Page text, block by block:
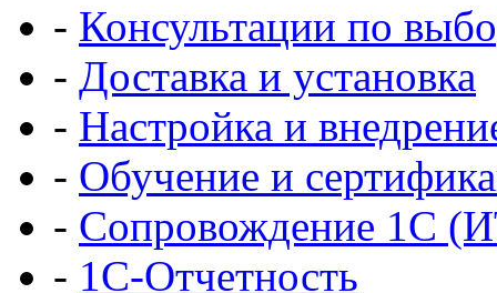
- Консультации по
- Доставка и установка
- Настройка и
- Обучение и
- Сопровождение 1С
- 1С-Отчетность